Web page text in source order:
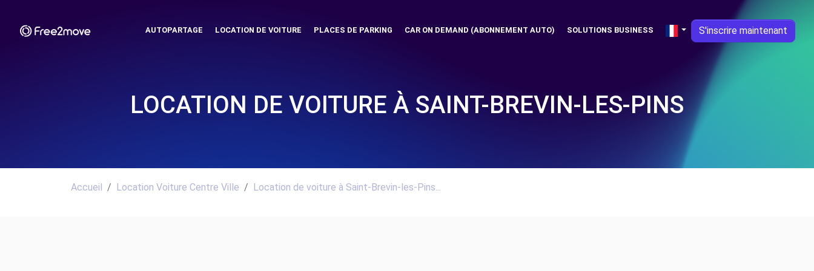
AUTOPARTAGE LOCATION DE VOITURE PLACES DE PARKING CAR ON DEMAND (ABONNEMENT AUTO) SOLUTIONS BUSINESS S'inscrire maintenant
LOCATION DE VOITURE À SAINT-BREVIN-LES-PINS
Accueil Location Voiture Centre Ville Location de voiture à Saint-Brevin-les-Pins...